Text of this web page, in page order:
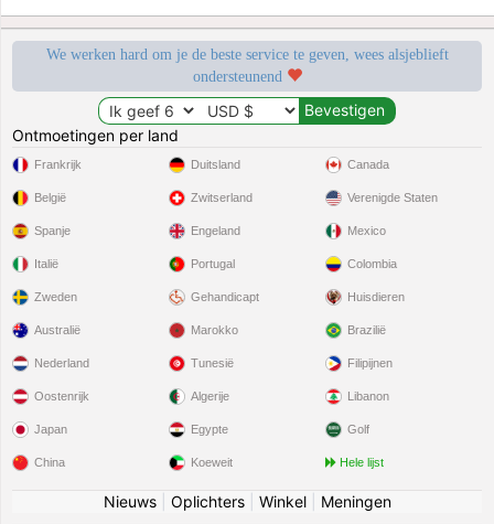
We werken hard om je de beste service te geven, wees alsjeblieft
ondersteunend
Ontmoetingen per land
Frankrijk
België
Spanje
Italië
Zweden
Duitsland
Zwitserland
Engeland
Portugal
Gehandicapt
Canada
Verenigde Staten
Mexico
Colombia
Huisdieren
Australië
Nederland
Oostenrijk
Japan
China
Marokko
Tunesië
Algerije
Egypte
Koeweit
Brazilië
Filipijnen
Libanon
Golf
Hele lijst
Nieuws| Oplichters| Winkel| Meningen